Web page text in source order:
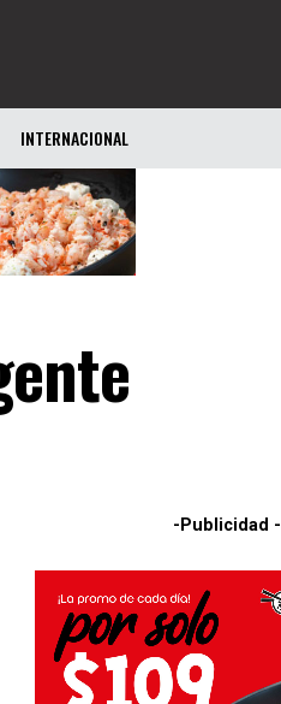
INTERNACIONAL
-Publicidad -